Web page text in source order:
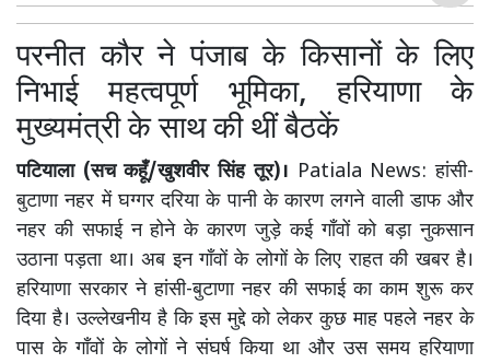
परनीत कौर ने पंजाब के किसानों के लिए
निभाई महत्वपूर्ण भूमिका, हरियाणा के
मुख्यमंत्री के साथ की थीं बैठकें
पटियाला (सच कहूँ/खुशवीर सिंह तूर)। Patiala News: हांसी-
बुटाणा नहर में घग्गर दरिया के पानी के कारण लगने वाली डाफ और
नहर की सफाई न होने के कारण जुड़े कई गाँवों को बड़ा नुकसान
उठाना पड़ता था। अब इन गाँवों के लोगों के लिए राहत की खबर है।
हरियाणा सरकार ने हांसी-बुटाणा नहर की सफाई का काम शुरू कर
दिया है। उल्लेखनीय है कि इस मुद्दे को लेकर कुछ माह पहले नहर के
पास के गाँवों के लोगों ने संघर्ष किया था और उस समय हरियाणा